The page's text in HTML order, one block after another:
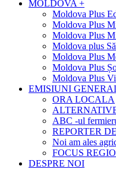
MOLDOVA +
Moldova Plus
Moldova Plus
Moldova Plus
Moldova plus
Moldova Plus
Moldova Plus
Moldova Plus
EMISIUNI
ORA LOCALA
ABC -ul
REPORTER
Noi am ales
FOCUS
DESPRE NOI